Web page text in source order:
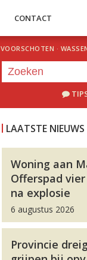
CONTACT
VOORSCHOTEN ·
LAATSTE NIEUWS
Woning aan
Offerspad
na explosie
6 augustus 2026
Provincie